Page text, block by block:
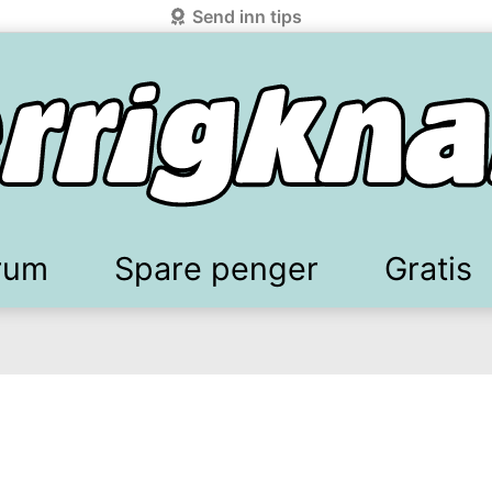
Send inn tips
Spare penger Gratis